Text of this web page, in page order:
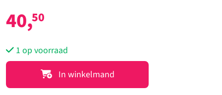
40,50
1 op voorraad
37247
In winkelmand